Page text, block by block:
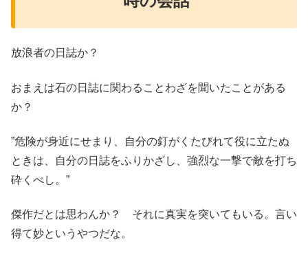
放浪者の日誌か？
おまえは石の日誌に関わることわざを聞いたことがある
か？
”危険が身近にせまり、自分の釘がくたびれて役に立たぬ
ときは、自分の日誌をふりかざし、強烈な一撃で敵を打ち
砕くべし。”
傑作だとは思わんか？ それに真実を突いてもいる。言い
得て妙というやつだな。